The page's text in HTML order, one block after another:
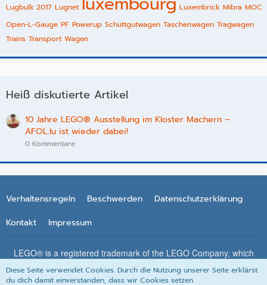
Lugbulk 2017 Lugnet Luxembrick Mibra MOC
Open-L-Gauge PF Powerup Schüttgutwagen Taschenwagen Tragwagen
Trains Transport Wagen
Heiß diskutierte Artikel
10 Jahre LEGO® Ausstellung im Kloster Machern –
AFOL.lu ist wieder dabei!
0 Kommentare
Verhaltensregeln Beschwerden
Datenschutzerklärung
Kontakt
Impressum
LEGO® is a registered trademark of the LEGO Company, which
does not sponsor, authorize or endorse this site. All other
trademarks, service marks, and copyrights are property of their
Diese Seite verwendet Cookies. Durch die Nutzung unserer Seite erklärst
du dich damit einverstanden, dass wir Cookies setzen.